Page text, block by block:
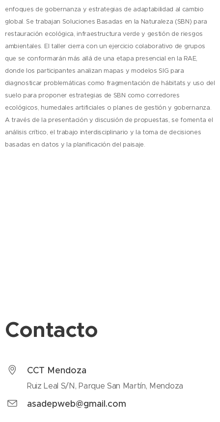
enfoques de gobernanza y estrategias de adaptabilidad al cambio
global. Se trabajan Soluciones Basadas en la Naturaleza (SBN) para
restauración ecológica, infraestructura verde y gestión de riesgos
ambientales. El taller cierra con un ejercicio colaborativo de grupos
que se conformarán más allá de una etapa presencial en la RAE,
donde los participantes analizan mapas y modelos SIG para
diagnosticar problemáticas como fragmentación de hábitats y uso del
suelo para proponer estrategias de SBN como corredores
ecológicos, humedales artificiales o planes de gestión y gobernanza.
A través de la presentación y discusión de propuestas, se fomenta el
análisis crítico, el trabajo interdisciplinario y la toma de decisiones
basadas en datos y la planificación del paisaje.
Contacto
CCT Mendoza
Ruiz Leal S/N, Parque San Martín, Mendoza
asadepweb@gmail.com